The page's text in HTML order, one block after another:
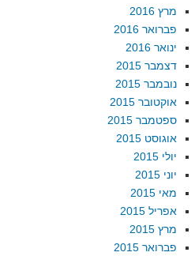
מרץ 2016
פברואר 2016
ינואר 2016
דצמבר 2015
נובמבר 2015
אוקטובר 2015
ספטמבר 2015
אוגוסט 2015
יולי 2015
יוני 2015
מאי 2015
אפריל 2015
מרץ 2015
פברואר 2015